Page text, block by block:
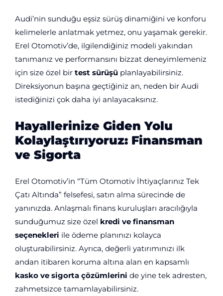
Audi’nin sunduğu eşsiz sürüş dinamiğini ve konforu
kelimelerle anlatmak yetmez, onu yaşamak gerekir.
Erel Otomotiv’de, ilgilendiğiniz modeli yakından
tanımanız ve performansını bizzat deneyimlemeniz
için size özel bir test sürüşü planlayabilirsiniz.
Direksiyonun başına geçtiğiniz an, neden bir Audi
istediğinizi çok daha iyi anlayacaksınız.
Hayallerinize Giden Yolu
Kolaylaştırıyoruz: Finansman
ve Sigorta
Erel Otomotiv’in “Tüm Otomotiv İhtiyaçlarınız Tek
Çatı Altında” felsefesi, satın alma sürecinde de
yanınızda. Anlaşmalı finans kuruluşları aracılığıyla
sunduğumuz size özel kredi ve finansman
seçenekleri ile ödeme planınızı kolayca
oluşturabilirsiniz. Ayrıca, değerli yatırımınızı ilk
andan itibaren koruma altına alan en kapsamlı
kasko ve sigorta çözümlerini de yine tek adresten,
zahmetsizce tamamlayabilirsiniz.